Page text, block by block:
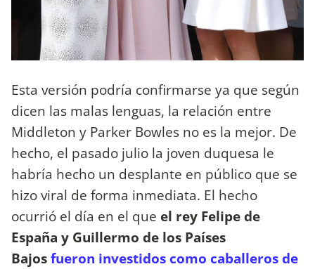
Esta versión podría confirmarse ya que según
dicen las malas lenguas, la relación entre
Middleton y Parker Bowles no es la mejor. De
hecho, el pasado julio la joven duquesa le
habría hecho un desplante en público que se
hizo viral de forma inmediata. El hecho
ocurrió el día en el que el rey Felipe de
España y Guillermo de los Países
Bajosfueron investidos como caballeros de